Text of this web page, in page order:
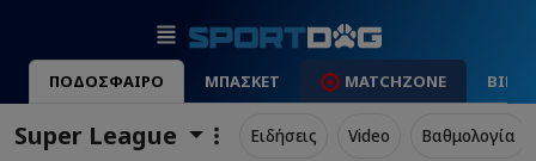
ΠΟΔΟΣΦΑΙΡΟ ΜΠΑΣΚΕΤ MATCHZONE
Super League Ειδήσεις Video Βαθμολογία